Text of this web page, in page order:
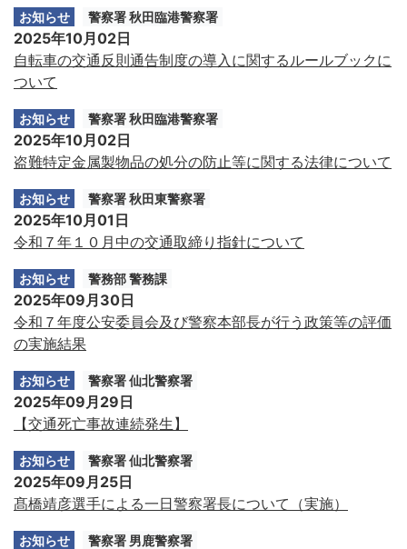
お知らせ 警察署 秋田臨港警察署
2025年10月02日
自転車の交通反則通告制度の導入に関するルールブックに
ついて
お知らせ 警察署 秋田臨港警察署
2025年10月02日
盗難特定金属製物品の処分の防止等に関する法律について
お知らせ 警察署 秋田東警察署
2025年10月01日
令和７年１０月中の交通取締り指針について
お知らせ 警務部 警務課
2025年09月30日
令和７年度公安委員会及び警察本部長が行う政策等の評価
の実施結果
お知らせ 警察署 仙北警察署
2025年09月29日
【交通死亡事故連続発生】
お知らせ 警察署 仙北警察署
2025年09月25日
髙橋靖彦選手による一日警察署長について（実施）
お知らせ 警察署 男鹿警察署